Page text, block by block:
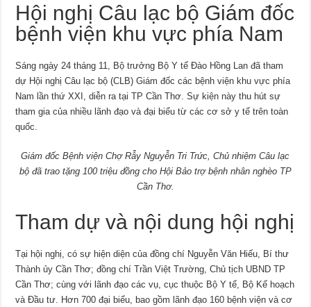
Hội nghị Câu lạc bộ Giám đốc
bệnh viện khu vực phía Nam
Sáng ngày 24 tháng 11, Bộ trưởng Bộ Y tế Đào Hồng Lan đã tham
dự Hội nghị Câu lạc bộ (CLB) Giám đốc các bệnh viện khu vực phía
Nam lần thứ XXI, diễn ra tại TP Cần Thơ. Sự kiện này thu hút sự
tham gia của nhiều lãnh đạo và đại biểu từ các cơ sở y tế trên toàn
quốc.
Giám đốc Bệnh viện Chợ Rẫy Nguyễn Tri Trức, Chủ nhiệm Câu lạc
bộ đã trao tặng 100 triệu đồng cho Hội Bảo trợ bệnh nhân nghèo TP
Cần Thơ.
Tham dự và nội dung hội nghị
Tại hội nghị, có sự hiện diện của đồng chí Nguyễn Văn Hiếu, Bí thư
Thành ủy Cần Thơ; đồng chí Trần Việt Trường, Chủ tịch UBND TP
Cần Thơ; cùng với lãnh đạo các vụ, cục thuộc Bộ Y tế, Bộ Kế hoạch
và Đầu tư. Hơn 700 đại biểu, bao gồm lãnh đạo 160 bệnh viện và cơ